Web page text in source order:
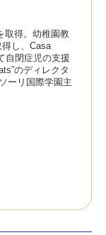
取得。幼稚園教
し、Casa
自閉症児の支援
のディレクタ
ーリ国際学園主